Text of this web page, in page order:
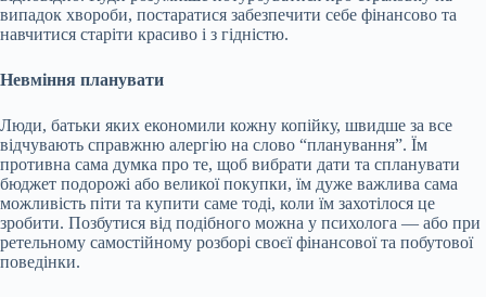
випадок хвороби, постаратися забезпечити себе фінансово та
навчитися старіти красиво і з гідністю.
Невміння планувати
Люди, батьки яких економили кожну копійку, швидше за все
відчувають справжню алергію на слово “планування”. Їм
противна сама думка про те, щоб вибрати дати та спланувати
бюджет подорожі або великої покупки, їм дуже важлива сама
можливість піти та купити саме тоді, коли їм захотілося це
зробити. Позбутися від подібного можна у психолога — або при
ретельному самостійному розборі своєї фінансової та побутової
поведінки.